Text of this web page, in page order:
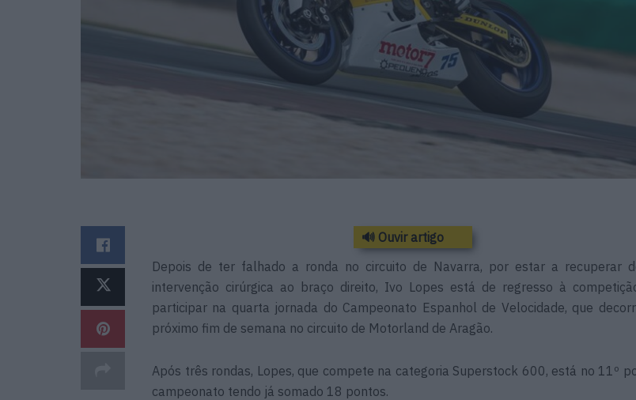
🔊 Ouvir artigo
Depois de ter falhado a ronda no circuito de Navarra, por estar a recuperar
intervenção cirúrgica ao braço direito, Ivo Lopes está de regresso à
participar na quarta jornada do Campeonato Espanhol de Velocidade, que
próximo fim de semana no circuito de Motorland de Aragão.
Após três rondas, Lopes, que compete na categoria Superstock 600, está no 11º
campeonato tendo já somado 18 pontos.